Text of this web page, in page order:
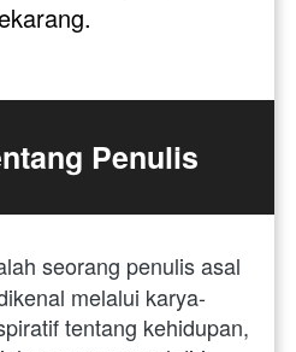
Penulis
seorang penulis asal
melalui karya-
tentang kehidupan,